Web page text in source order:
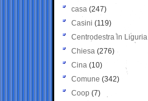
casa (247)
Casini (119)
Centrodestra in Liguria
Chiesa (276)
Cina (10)
Comune (342)
Coop (7)